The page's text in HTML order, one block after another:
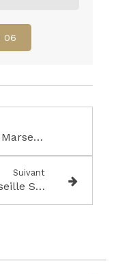
06
Chauffeur Privé VTC Marseille La Ciotat
Suivant
Chauffeur Privé VTC à Marseille Salon de Provence